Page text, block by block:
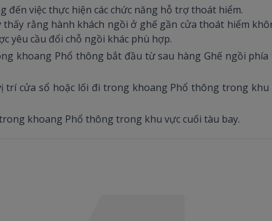
đến việc thực hiện các chức năng hỗ trợ thoát hiểm.
rằng hành khách ngồi ở ghế gần cửa thoát hiểm
yêu cầu đổi chỗ ngồi khác phù hợp.
khoang Phổ thông bắt đầu từ sau hàng Ghế ngồi
trí cửa sổ hoặc lối đi trong khoang Phổ thông trong
khoang Phổ thông trong khu vực cuối tàu bay.